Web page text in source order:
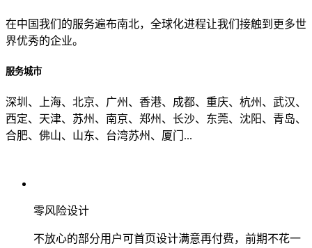
在中国我们的服务遍布南北，全球化进程让我们接触到更多世
界优秀的企业。
服务城市
深圳、上海、北京、广州、香港、成都、重庆、杭州、武汉、
西定、天津、苏州、南京、郑州、长沙、东莞、沈阳、青岛、
合肥、佛山、山东、台湾苏州、厦门...
零风险设计
不放心的部分用户可首页设计满意再付费，前期不花一